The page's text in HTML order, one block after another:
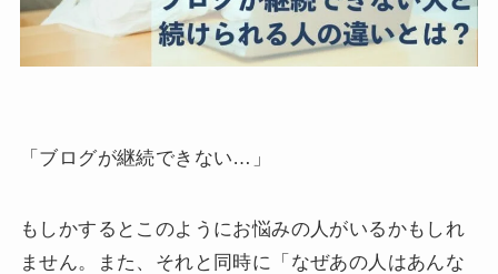
「ブログが継続できない…」
もしかするとこのようにお悩みの人がいるかもしれ
ません。また、それと同時に「なぜあの人はあんな